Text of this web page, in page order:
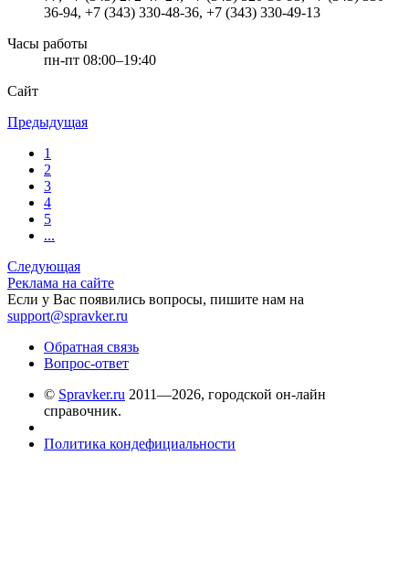
36-94, +7 (343) 330-48-36, +7 (343) 330-49-13
Часы работы
пн-пт 08:00–19:40
Сайт
Предыдущая
1
2
3
4
5
...
Следующая
Реклама на сайте
Если у Вас появились вопросы, пишите нам на
support@spravker.ru
Обратная связь
Вопрос-ответ
© Spravker.ru 2011—2026, городской он-лайн
справочник.
Политика кондефициальности